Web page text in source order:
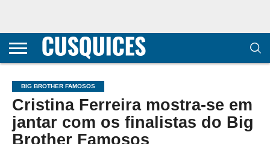
CONTACTOS
HOME
POLÍTICA DE
E COOKIES
SOBRE
TERMOS E
TRANSPARÊNCIA
METODOLOGIA
BIG BROTHER FAMOSOS
Cristina Ferreira mostra-se em
jantar com os finalistas do Big
Brother Famosos